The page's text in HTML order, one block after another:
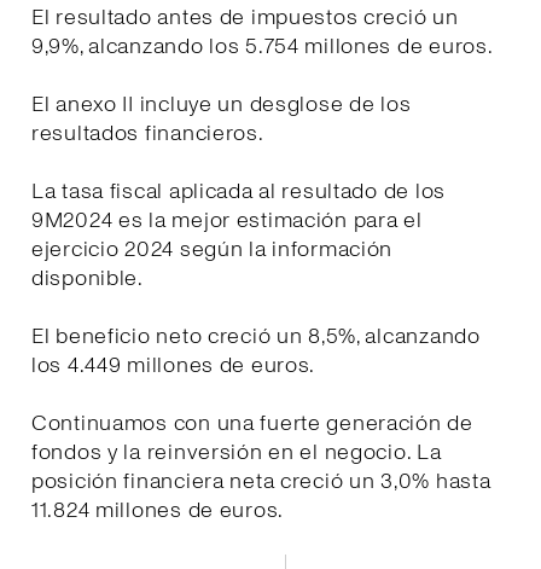
El resultado antes de impuestos creció un
9,9%, alcanzando los 5.754 millones de euros.
El anexo II incluye un desglose de los
resultados financieros.
La tasa fiscal aplicada al resultado de los
9M2024 es la mejor estimación para el
ejercicio 2024 según la información
disponible.
El beneficio neto creció un 8,5%, alcanzando
los 4.449 millones de euros.
Continuamos con una fuerte generación de
fondos y la reinversión en el negocio. La
posición financiera neta creció un 3,0% hasta
11.824 millones de euros.